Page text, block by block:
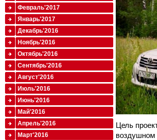
Цель
воздушном
Февраль'2017
Январь'2017
Декабрь'2016
Ноябрь'2016
Октябрь'2016
Сентябрь'2016
Август'2016
Июль'2016
Июнь'2016
Май'2016
Апрель'2016
Март'2016